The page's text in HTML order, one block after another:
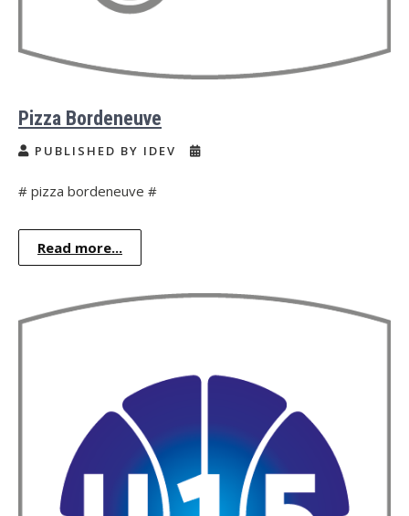
Pizza Bordeneuve
PUBLISHED BY IDEV
# pizza bordeneuve #
Read more...